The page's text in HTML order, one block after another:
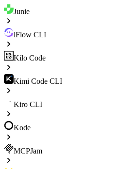
Junie
iFlow CLI
Kilo Code
Kimi Code CLI
Kiro CLI
Kode
MCPJam